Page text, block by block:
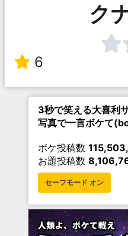
ク
6
3秒で笑える大喜利
写真で一言ボケて
ボケ投稿数
お題投稿数
セーフモード オン